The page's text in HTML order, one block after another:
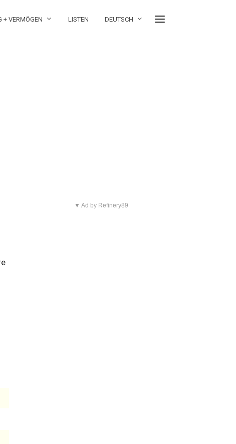
+ VERMÖGEN LISTEN DEUTSCH
▼ Ad by Refinery89